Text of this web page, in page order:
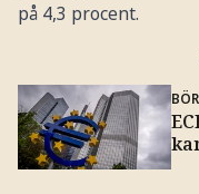
på 4,3 procent.